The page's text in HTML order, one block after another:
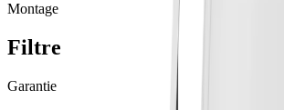
Montage
Filtre
Garantie